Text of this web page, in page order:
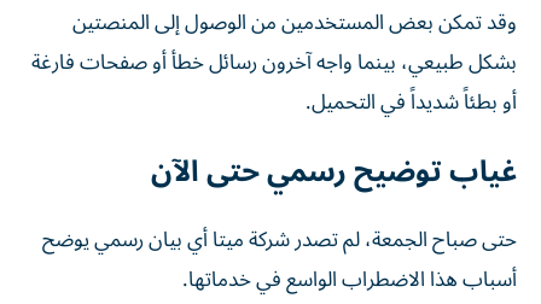
وقد تمكن بعض المستخدمين من الوصول إلى المنصتين
بشكل طبيعي، بينما واجه آخرون رسائل خطأ أو صفحات فارغة
أو بطئاً شديداً في التحميل.
غياب توضيح رسمي حتى الآن
حتى صباح الجمعة، لم تصدر شركة ميتا أي بيان رسمي يوضح
أسباب هذا الاضطراب الواسع في خدماتها.